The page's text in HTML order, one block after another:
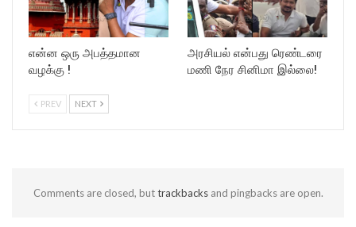
என்ன ஒரு அபத்தமான
வழக்கு !
அரசியல் என்பது ரெண்டரை
மணி நேர சினிமா இல்லை!
PREV NEXT
Comments are closed, buttrackbacksand pingbacks are open.